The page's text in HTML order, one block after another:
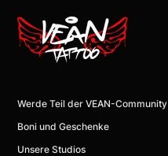
Werde Teil der VEAN-Community
Boni und Geschenke
Unsere Studios